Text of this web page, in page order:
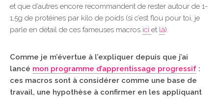
et que d’autres encore recommandent de rester autour de 1-
1,5g de protéines par kilo de poids (si c’est flou pour toi, je
parle en détail de ces fameuses macros ici et là).
Comme je m’évertue à l’expliquer depuis que j’ai
lancé mon programme d’apprentissage progressif :
ces macros sont à considérer comme une base de
travail, une hypothèse à confirmer en les appliquant